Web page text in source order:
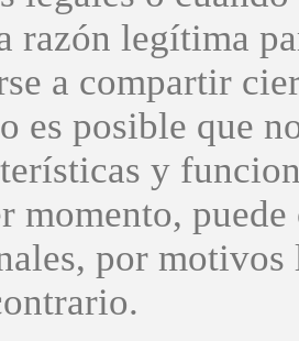
razón legítima
a compartir
es posible que
y
momento,
por